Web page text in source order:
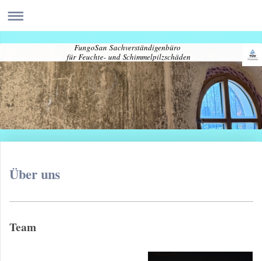
FungoSan Sachverständigenbüro
für Feuchte- und Schimmelpilzschäden
Über uns
Team